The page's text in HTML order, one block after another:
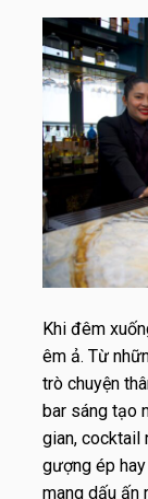
Khi đêm
êm ả. Từ
trò chuyện
bar sáng tạo
gian, cocktail
gượng ép
mang dấu ấn